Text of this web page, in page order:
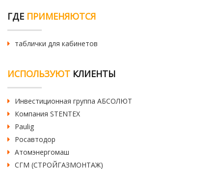
ГДЕ ПРИМЕНЯЮТСЯ
таблички для кабинетов
ИСПОЛЬЗУЮТ КЛИЕНТЫ
Инвестиционная группа АБСОЛЮТ
Компания STENTEX
Paulig
Росавтодор
Атомэнергомаш
СГМ (СТРОЙГАЗМОНТАЖ)